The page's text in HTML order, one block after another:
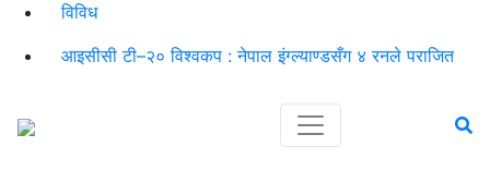
विविध
आइसीसी टी–२० विश्वकप : नेपाल इंग्ल्याण्डसँग ४ रनले पराजित